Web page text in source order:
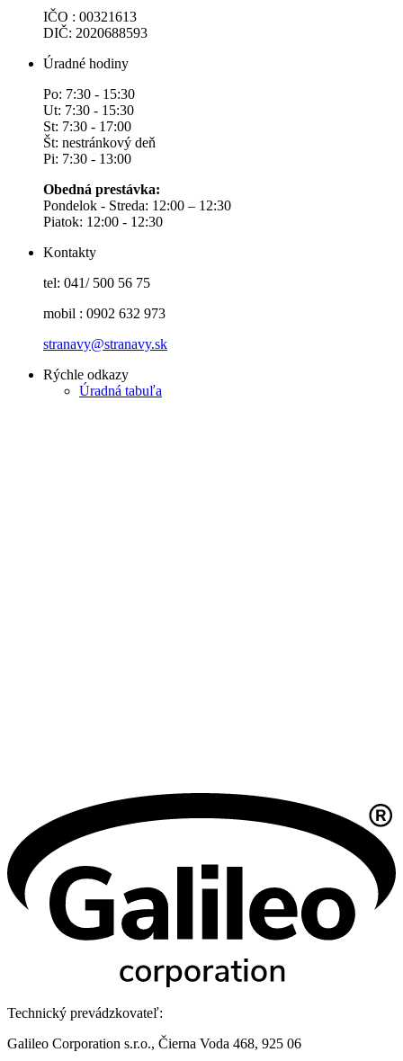
IČO : 00321613
DIČ: 2020688593
Úradné hodiny
Po: 7:30 - 15:30
Ut: 7:30 - 15:30
St: 7:30 - 17:00
Št: nestránkový deň
Pi: 7:30 - 13:00
Obedná prestávka:
Pondelok - Streda: 12:00 – 12:30
Piatok: 12:00 - 12:30
Kontakty
tel: 041/ 500 56 75
mobil : 0902 632 973
stranavy@stranavy.sk
Rýchle odkazy
Úradná tabuľa
Technický prevádzkovateľ:
Galileo Corporation s.r.o., Čierna Voda 468, 925 06